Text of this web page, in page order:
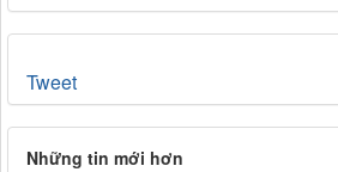
Tweet
Những tin mới hơn